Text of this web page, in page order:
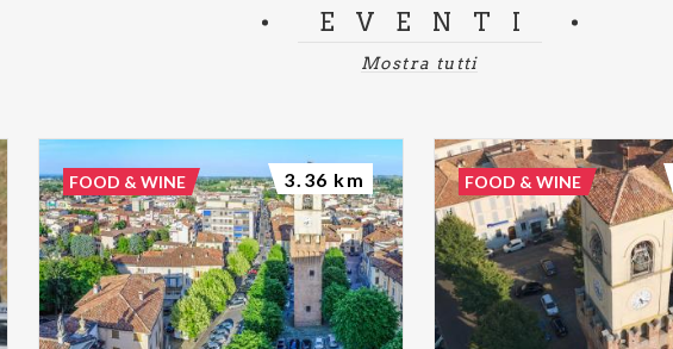
EVENTI
Mostra tutti
FOOD & WINE 3.36 km FOOD & WINE